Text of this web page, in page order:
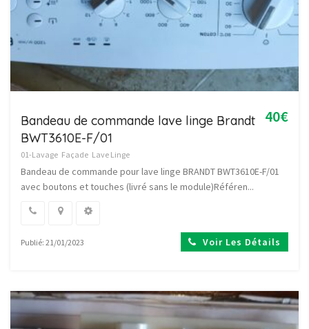
40€
Bandeau de commande lave linge Brandt
BWT3610E-F/01
01-Lavage Façade Lave Linge
Bandeau de commande pour lave linge BRANDT BWT3610E-F/01
avec boutons et touches (livré sans le module)Référen...
Publié: 21/01/2023 Voir Les Détails